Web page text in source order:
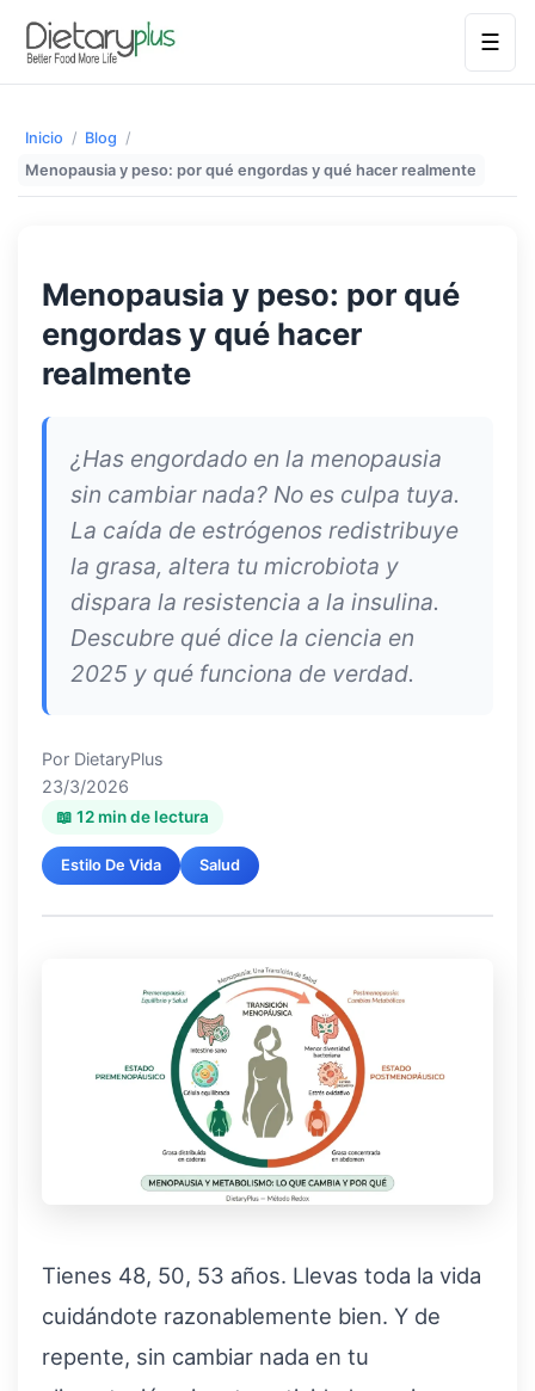
☰
Inicio / Blog /
Menopausia y peso: por qué engordas y qué hacer realmente
Menopausia y peso: por qué
engordas y qué hacer
realmente
¿Has engordado en la menopausia
sin cambiar nada? No es culpa tuya.
La caída de estrógenos redistribuye
la grasa, altera tu microbiota y
dispara la resistencia a la insulina.
Descubre qué dice la ciencia en
2025 y qué funciona de verdad.
Por DietaryPlus
23/3/2026
📖 12 min de lectura
Estilo De Vida Salud
Tienes 48, 50, 53 años. Llevas toda la vida
cuidándote razonablemente bien. Y de
repente, sin cambiar nada en tu